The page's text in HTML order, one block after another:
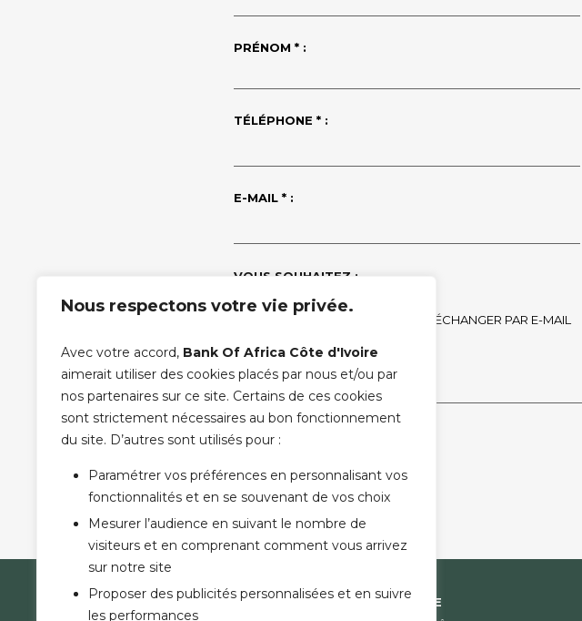
Nous respectons votre vie privée.
Avec votre accord, Bank Of Africa Côte d'Ivoire
aimerait utiliser des cookies placés par nous et/ou par
nos partenaires sur ce site. Certains de ces cookies
sont strictement nécessaires au bon fonctionnement
du site. D’autres sont utilisés pour :
Paramétrer vos préférences en personnalisant vos
fonctionnalités et en se souvenant de vos choix
Mesurer l’audience en suivant le nombre de
visiteurs et en comprenant comment vous arrivez
sur notre site
Proposer des publicités personnalisées et en suivre
les performances
PRÉNOM * :
TÉLÉPHONE * :
E-MAIL * :
VOUS SOUHAITEZ :
ÊTRE APPELÉ ÉCHANGER PAR E-MAIL
MESSAGE :
PLEASE LEAVE THIS FIELD EMPTY.
(*) champ obligatoire
LA BANQUE